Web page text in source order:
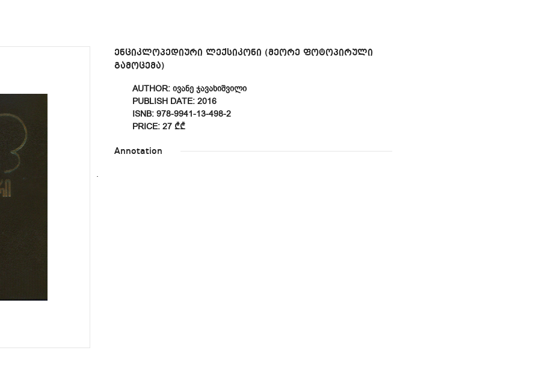
ენციკლოპედიური ლექსიკონი (მეორე ფოტოპირული
გამოცემა)
AUTHOR: ᲘᲕᲐᲜᲔ ᲯᲐᲕᲐᲮᲘᲨᲕᲘᲚᲘ
PUBLISH DATE: 2016
ISNB: 978-9941-13-498-2
PRICE: 27 ₾₾
Annotation
.